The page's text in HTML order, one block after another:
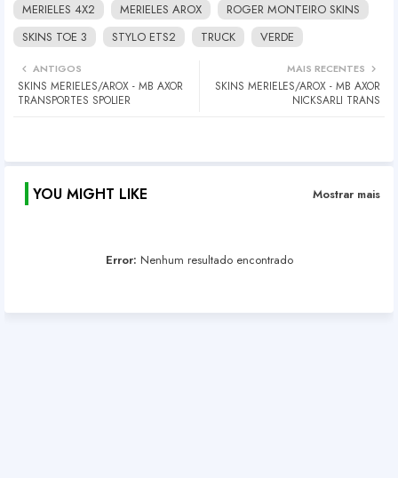
MERIELES 4X2
MERIELES AROX
ROGER MONTEIRO SKINS
SKINS TOE 3
STYLO ETS2 TRUCK VERDE
MAIS RECENTES
SKINS MERIELES/AROX - MB AXOR
NICKSARLI TRANS
ANTIGOS
SKINS MERIELES/AROX - MB AXOR
TRANSPORTES SPOLIER
YOU MIGHT LIKE Mostrar mais
Error: Nenhum resultado encontrado